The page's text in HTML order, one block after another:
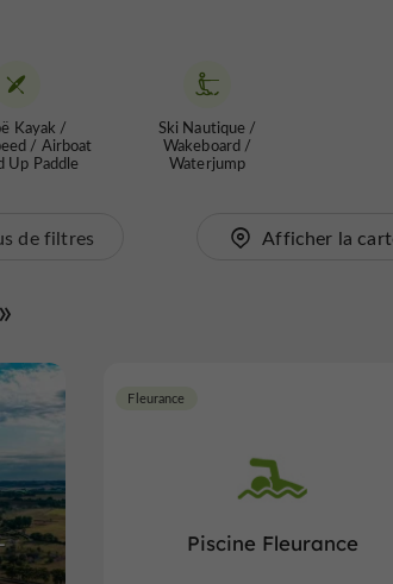
Kayak /
/ Airboat
Up Paddle
Ski Nautique /
Wakeboard /
Waterjump
de filtres Afficher la
Piscine Fleurance
Fleurance